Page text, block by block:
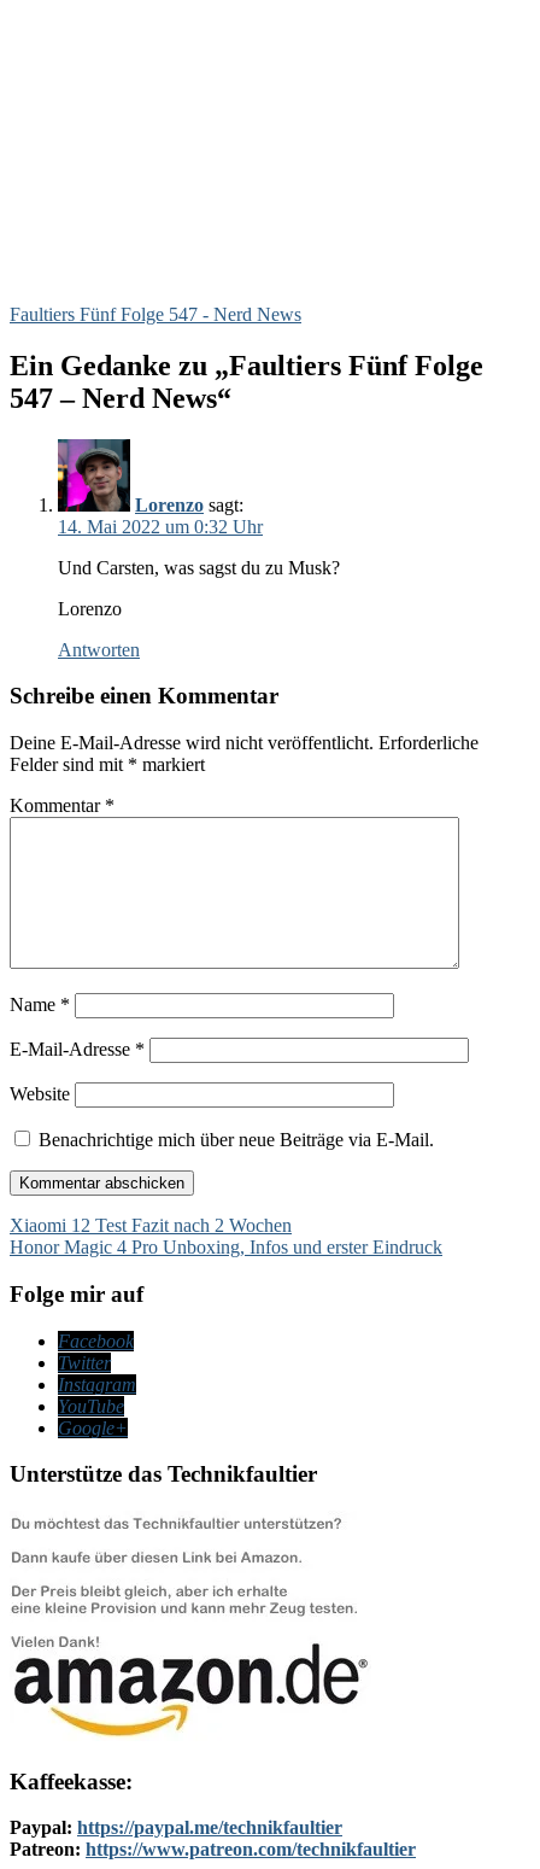
Faultiers Fünf Folge 547 - Nerd News
Ein Gedanke zu „Faultiers Fünf Folge
547 – Nerd News“
Lorenzo sagt:
14. Mai 2022 um 0:32 Uhr
Und Carsten, was sagst du zu Musk?
Lorenzo
Antworten
Schreibe einen Kommentar
Deine E-Mail-Adresse wird nicht veröffentlicht. Erforderliche
Felder sind mit * markiert
Kommentar *
Name *
E-Mail-Adresse *
Website
Benachrichtige mich über neue Beiträge via E-Mail.
Beitragsnavigation
Xiaomi 12 Test Fazit nach 2 Wochen
Honor Magic 4 Pro Unboxing, Infos und erster Eindruck
Folge mir auf
Facebook
Twitter
Instagram
YouTube
Google+
Unterstütze das Technikfaultier
Kaffeekasse:
Paypal: https://paypal.me/technikfaultier
Patreon: https://www.patreon.com/technikfaultier